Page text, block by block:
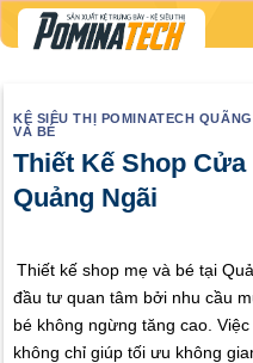
Skip
to
KỆ SIÊU THỊ POMINATECH
VÀ BÉ
Thiết Kế Shop Cửa
Quảng Ngãi
Thiết kế shop mẹ và bé tại
đầu tư quan tâm bởi nhu cầu
bé không ngừng tăng cao.
không chỉ giúp tối ưu không